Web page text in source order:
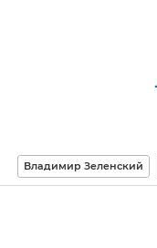
Владимир Зеленский